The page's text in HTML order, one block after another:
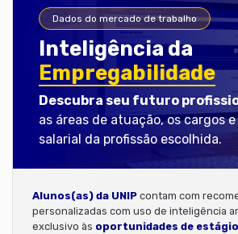
Dados do mercado de trabalho
Inteligência da
Empregabilidade
Descubra seu futuro
as áreas de atuação, os cargos
salarial da profissão escolhida.
Alunos(as) da UNIP contam com
personalizadas com uso de inteligência
exclusivo às oportunidades de